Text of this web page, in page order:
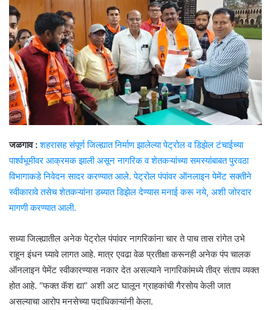
जळगाव : शहरासह संपूर्ण जिल्ह्यात निर्माण झालेल्या पेट्रोल व डिझेल टंचाईच्या
पार्श्वभूमीवर आक्रमक झाली असून नागरिक व शेतकऱ्यांच्या समस्यांबाबत पुरवठा
विभागाकडे निवेदन सादर करण्यात आले. पेट्रोल पंपांवर ऑनलाइन पेमेंट सक्तीने
स्वीकारावे तसेच शेतकऱ्यांना डब्यात डिझेल देण्यास मनाई करू नये, अशी जोरदार
मागणी करण्यात आली.
सध्या जिल्ह्यातील अनेक पेट्रोल पंपांवर नागरिकांना चार ते पाच तास रांगेत उभे
राहून इंधन घ्यावे लागत आहे. मात्र एवढा वेळ प्रतीक्षा करूनही अनेक पंप चालक
ऑनलाइन पेमेंट स्वीकारण्यास नकार देत असल्याने नागरिकांमध्ये तीव्र संताप व्यक्त
होत आहे. “फक्त कॅश द्या” अशी अट घालून ग्राहकांची गैरसोय केली जात
असल्याचा आरोप मनसेच्या पदाधिकाऱ्यांनी केला.